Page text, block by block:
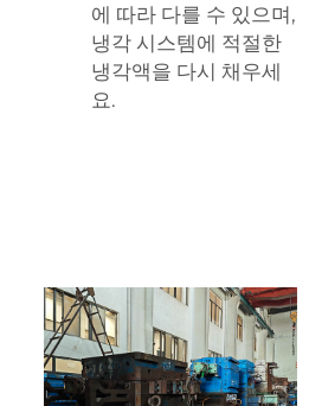
에 따라 다를 수 있으며,
냉각 시스템에 적절한
냉각액을 다시 채우세
요.